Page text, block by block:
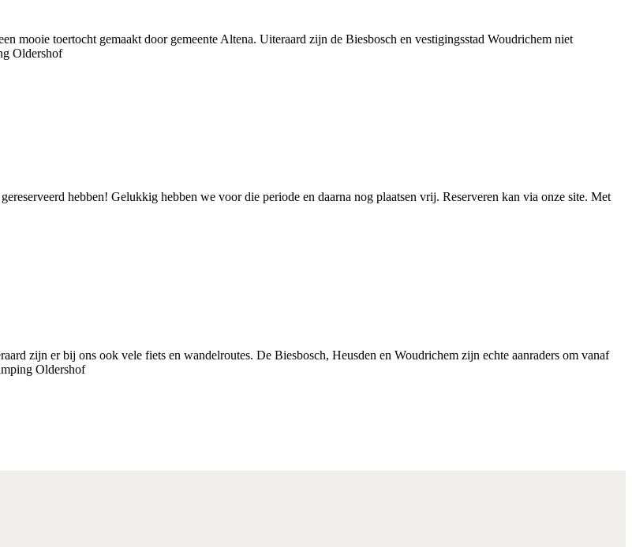
mooie toertocht gemaakt door gemeente Altena. Uiteraard zijn de Biesbosch en vestigingsstad Woudrichem niet
Oldershof
hebben! Gelukkig hebben we voor die periode en daarna nog plaatsen vrij. Reserveren kan via onze site. Met
zijn er bij ons ook vele fiets en wandelroutes. De Biesbosch, Heusden en Woudrichem zijn echte aanraders om vanaf
Oldershof